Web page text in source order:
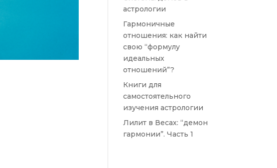
астрологии
Гармоничные
отношения: как найти
свою “формулу
идеальных
отношений”?
Книги для
самостоятельного
изучения астрологии
Лилит в Весах: “демон
гармонии”. Часть 1